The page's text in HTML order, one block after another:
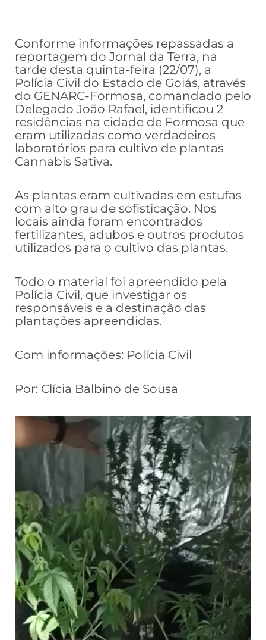
Conforme informações repassadas a
reportagem do Jornal da Terra, na
tarde desta quinta-feira (22/07), a
Polícia Civil do Estado de Goiás, através
do GENARC-Formosa, comandado pelo
Delegado João Rafael, identificou 2
residências na cidade de Formosa que
eram utilizadas como verdadeiros
laboratórios para cultivo de plantas
Cannabis Sativa.
As plantas eram cultivadas em estufas
com alto grau de sofisticação. Nos
locais ainda foram encontrados
fertilizantes, adubos e outros produtos
utilizados para o cultivo das plantas.
Todo o material foi apreendido pela
Polícia Civil, que investigar os
responsáveis e a destinação das
plantações apreendidas.
Com informações: Polícia Civil
Por: Clícia Balbino de Sousa